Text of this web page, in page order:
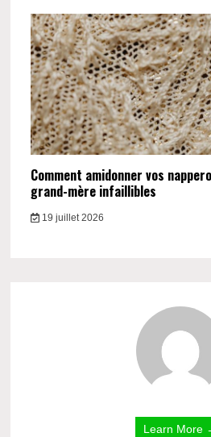
Comment amidonner vos
grand-mère infaillibles
19 juillet 2026
Learn More